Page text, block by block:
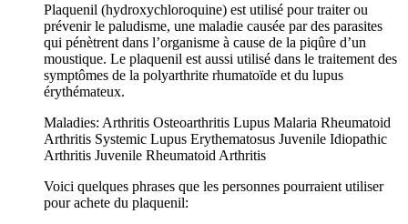
Plaquenil (hydroxychloroquine) est utilisé pour traiter ou
prévenir le paludisme, une maladie causée par des parasites
qui pénètrent dans l’organisme à cause de la piqûre d’un
moustique. Le plaquenil est aussi utilisé dans le traitement des
symptômes de la polyarthrite rhumatoïde et du lupus
érythémateux.
Maladies: Arthritis Osteoarthritis Lupus Malaria Rheumatoid
Arthritis Systemic Lupus Erythematosus Juvenile Idiopathic
Arthritis Juvenile Rheumatoid Arthritis
Voici quelques phrases que les personnes pourraient utiliser
pour achete du plaquenil: